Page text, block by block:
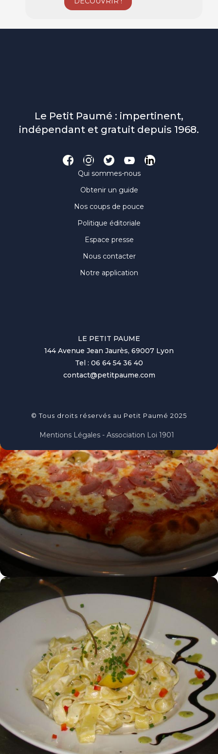
Le Petit Paumé : impertinent,
indépendant et gratuit depuis 1968.
Qui sommes-nous
Obtenir un guide
Nos coups de pouce
Politique éditoriale
Espace presse
Nous contacter
Notre application
LE PETIT PAUME
144 Avenue Jean Jaurès, 69007 Lyon
Tel : 06 64 54 36 40
contact@petitpaume.com
© Tous droits réservés au Petit Paumé 2025
Mentions Légales - Association Loi 1901